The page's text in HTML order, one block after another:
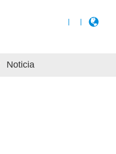
| |
Noticia